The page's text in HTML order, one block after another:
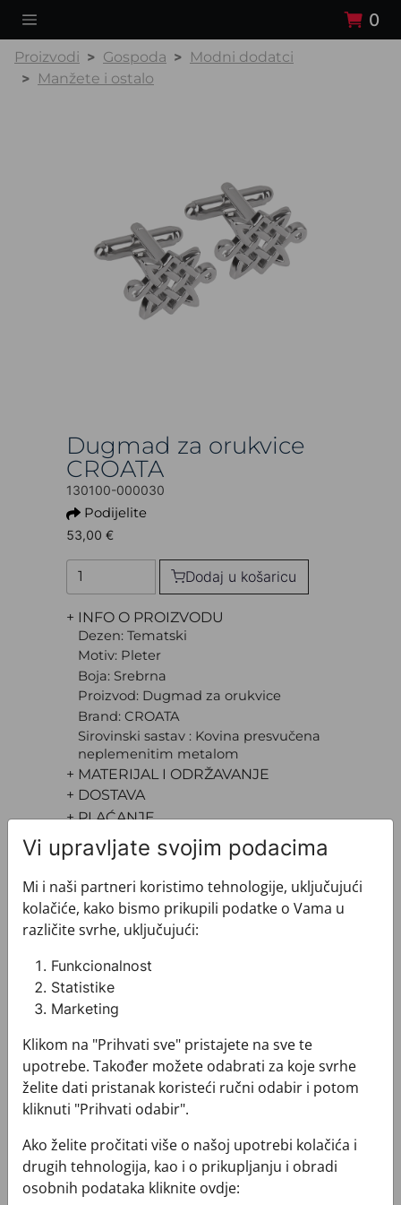
0
Proizvodi Gospoda
Modni dodatci
Manžete i ostalo
Dugmad za orukvice
CROATA
130100-000030
Podijelite
53,00 €
Dodaj u košaricu
+ INFO O PROIZVODU
Dezen: Tematski
Motiv: Pleter
Boja: Srebrna
Proizvod: Dugmad za orukvice
Brand: CROATA
Sirovinski sastav : Kovina presvučena
neplemenitim metalom
+ MATERIJAL I ODRŽAVANJE
+ DOSTAVA
+ PLAĆANJE
+ POVRATI I ZAMJENE
Pogledajte i ovo
Vi upravljate svojim podacima
Mi i naši partneri koristimo tehnologije, uključujući
kolačiće, kako bismo prikupili podatke o Vama u
različite svrhe, uključujući:
Funkcionalnost
Statistike
Marketing
Klikom na "Prihvati sve" pristajete na sve te
upotrebe. Također možete odabrati za koje svrhe
želite dati pristanak koristeći ručni odabir i potom
kliknuti "Prihvati odabir".
Ako želite pročitati više o našoj upotrebi kolačića i
drugih tehnologija, kao i o prikupljanju i obradi
osobnih podataka kliknite ovdje: